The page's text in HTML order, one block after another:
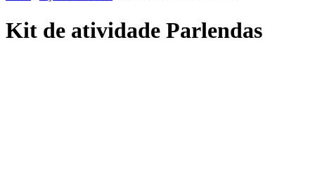
Kit de atividade Parlendas